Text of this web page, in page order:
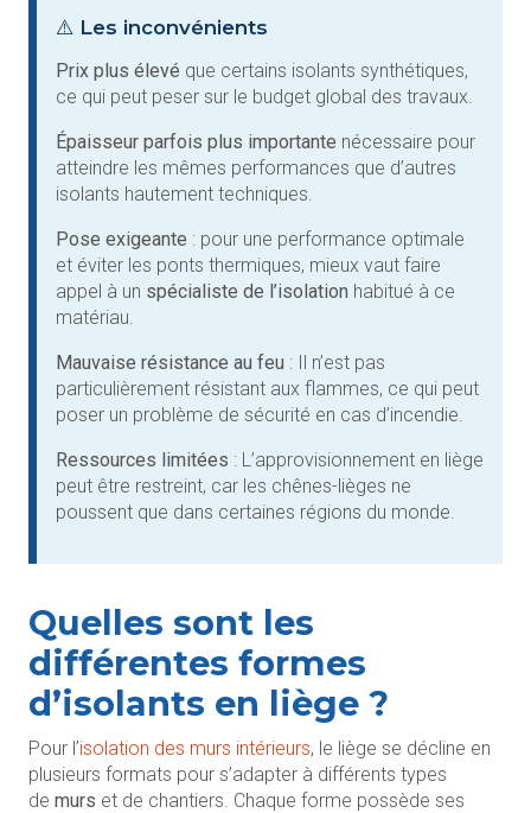
⚠️ Les inconvénients
Prix plus élevé que certains isolants synthétiques,
ce qui peut peser sur le budget global des travaux.
Épaisseur parfois plus importante nécessaire pour
atteindre les mêmes performances que d’autres
isolants hautement techniques.
Pose exigeante : pour une performance optimale
et éviter les ponts thermiques, mieux vaut faire
appel à un spécialiste de l’isolation habitué à ce
matériau.
Mauvaise résistance au feu : Il n’est pas
particulièrement résistant aux flammes, ce qui peut
poser un problème de sécurité en cas d’incendie.
Ressources limitées : L’approvisionnement en liège
peut être restreint, car les chênes-lièges ne
poussent que dans certaines régions du monde.
Quelles sont les
différentes formes
d’isolants en liège ?
Pour l’isolation des murs intérieurs, le liège se décline en
plusieurs formats pour s’adapter à différents types
de murs et de chantiers. Chaque forme possède ses